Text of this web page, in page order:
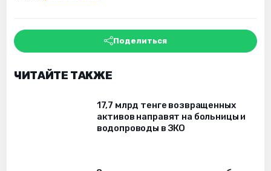
Поделиться
ЧИТАЙТЕ ТАКЖЕ
17,7 млрд тенге возвращенных
активов направят на больницы и
водопроводы в ЗКО